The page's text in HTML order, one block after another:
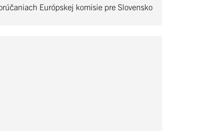
Európskej komisie pre Slovensko